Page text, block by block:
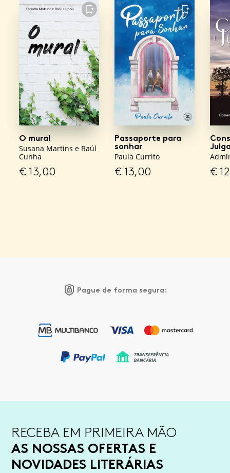
FAVORITO
O mural
Susana Martins e Raúl
Cunha
€13,00
FAVORITO
Passaporte para
sonhar
Paula Currito
€13,00 €
Pague de forma segura:
RECEBA EM PRIMEIRA MÃO
AS NOSSAS OFERTAS E
NOVIDADES LITERÁRIAS